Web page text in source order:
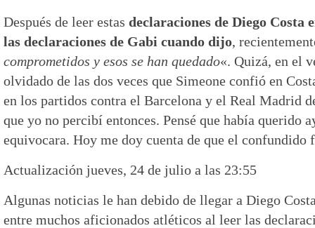
Después de leer estas declaraciones de Diego Costa
las declaraciones de Gabi cuando dijo,
comprometidos y esos se han quedado«. Quizá, en el
olvidado de las dos veces que Simeone confió en
en los partidos contra el Barcelona y el Real Madrid
que yo no percibí entonces. Pensé que había querido
equivocara. Hoy me doy cuenta de que el confundido
Actualización jueves, 24 de julio a las 23:55
Algunas noticias le han debido de llegar a Diego
entre muchos aficionados atléticos al leer las